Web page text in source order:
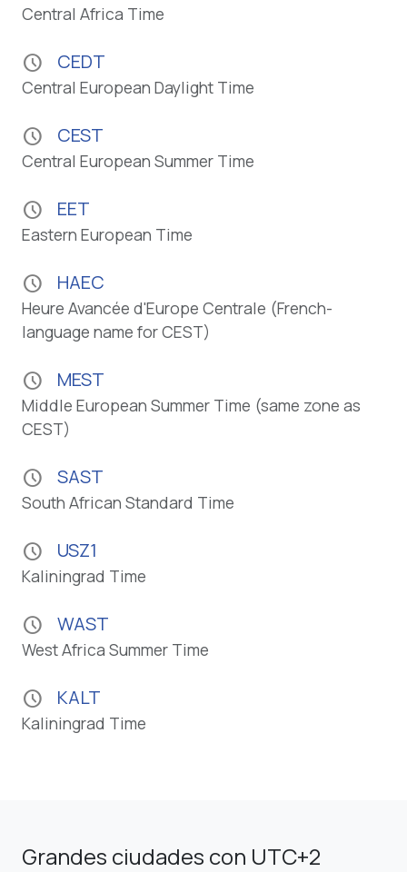
Central Africa Time
schedule CEDT
Central European Daylight Time
schedule CEST
Central European Summer Time
schedule EET
Eastern European Time
schedule HAEC
Heure Avancée d'Europe Centrale (French-
language name for CEST)
schedule MEST
Middle European Summer Time (same zone as
CEST)
schedule SAST
South African Standard Time
schedule USZ1
Kaliningrad Time
schedule WAST
West Africa Summer Time
schedule KALT
Kaliningrad Time
Grandes ciudades con UTC+2